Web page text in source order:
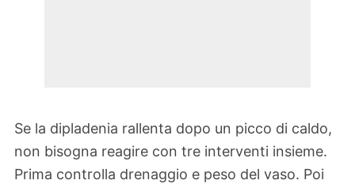
Se la dipladenia rallenta dopo un picco di caldo,
non bisogna reagire con tre interventi insieme.
Prima controlla drenaggio e peso del vaso. Poi